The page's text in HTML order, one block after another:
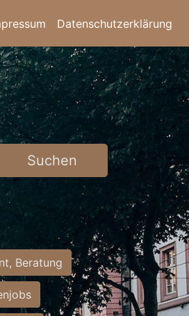
Datenschutzerklärung
Suchen
Beratung